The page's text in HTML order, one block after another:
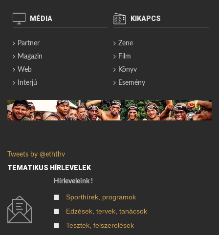
MÉDIA
Partner
Magazin
Web
Interjú
KIKAPCS
Zene
Film
Könyv
Esemény
Tweets by @eththv
TEMATIKUS HÍRLEVELEK
Hírleveleink !
Sporthírek, programok
Edzések, tervek, tanácsok
Tesztek, felszerelések